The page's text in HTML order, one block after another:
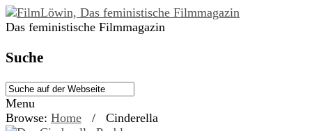
Das feministische Filmmagazin
Suche
Menu
Browse: Home / Cinderella